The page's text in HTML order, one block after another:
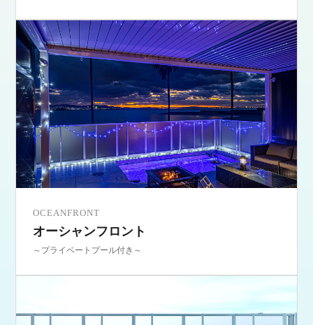
OCEANFRONT
オーシャンフロント
～プライベートプール付き～